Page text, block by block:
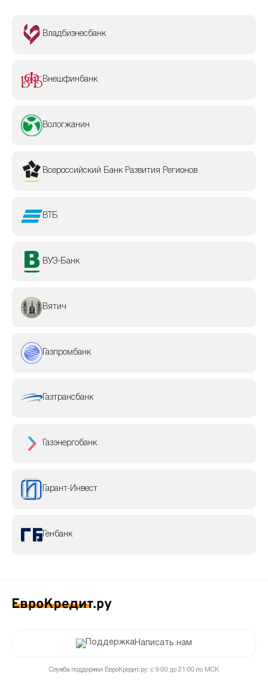
Владбизнесбанк
Внешфинбанк
Вологжанин
Всероссийский Банк Развития Регионов
ВТБ
ВУЗ-Банк
Вятич
Газпромбанк
Газтрансбанк
Газэнергобанк
Гарант-Инвест
Генбанк
Написать нам
Служба поддержки ЕвроКредит.ру: с 9:00 до 21:00 по МСК